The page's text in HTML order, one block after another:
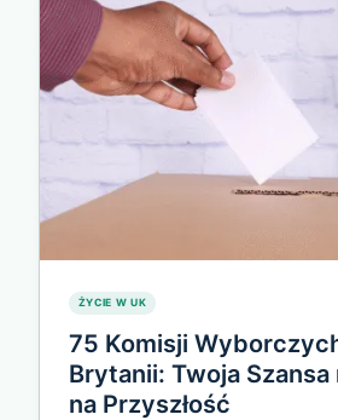
GŁOSU
ŻYCIE W UK
75 Komisji
Brytanii: Twoja Szansa
na Przyszłość